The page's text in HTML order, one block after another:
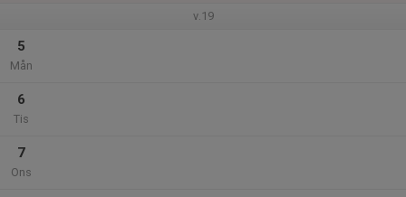
v.19
5
Mån
6
Tis
7
Ons